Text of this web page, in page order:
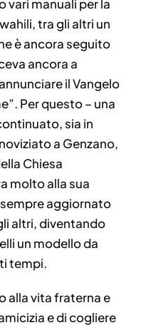
vari manuali per la
tra gli altri un
è ancora seguito
ancora a
il Vangelo
Per questo – una
sia in
a Genzano,
Chiesa
molto alla sua
aggiornato
altri, diventando
un modello da
tempi.
alla vita fraterna e
e di cogliere